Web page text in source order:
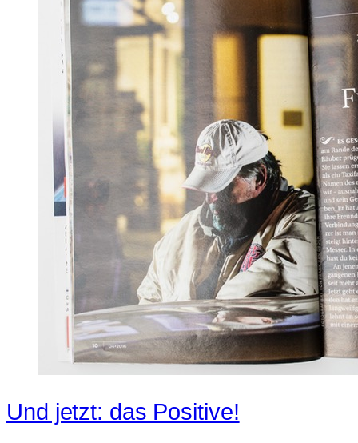
Und jetzt: das Positive!